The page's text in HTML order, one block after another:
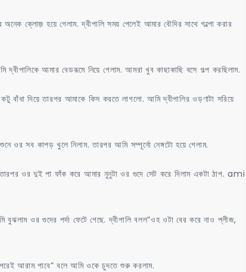
ক্লোজ় হয়ে গেলাম. দ্বীপালি সময় পেলেই আমার বৌদির সাথে গল্পো করার
আমার বেডরূমে নিয়ে গেলাম. আমরা খুব কাছাকাছি বসে গল্প করছিলাম.
বাঁধা দিয়ে তারপর আমাকে কিস করতে লাগলো. আমি দ্বীপালির ওড়ণাটা সরিয়ে
ওর সব কাপড় খুলে নিলাম. তারপর আমি সম্পূর্নো নেঙ্গটো হয়ে গেলাম.
তারপর ওর দুই পা ফাঁক করে আমার নুনুটা ওর গুদে সেট করে দিলাম একটা ঠাপ. ami
ওর গুদের পর্দা ফেটে গেছে. দ্বীপালি বলল”ওহ ওটা বের করে নাও প্লীজ,
আরাম পাবে” বলে আমি ওকে চুদতে শুরু করলাম.